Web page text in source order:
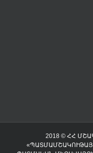
2018 © ՀՀ